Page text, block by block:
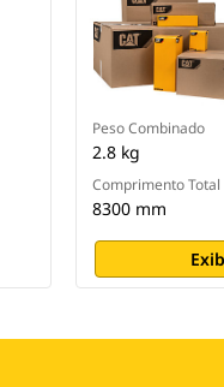
Peso Combinado
2.8 kg
Comprimento
8300 mm